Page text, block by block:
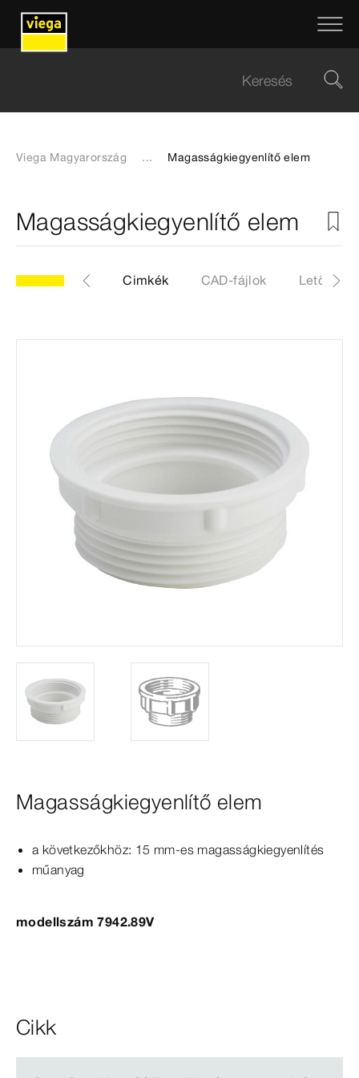
Viega Magyarország ... Magasságkiegyenlítő elem
Magasságkiegyenlítő elem
Cikk Cimkék CAD-fájlok
Magasságkiegyenlítő elem
a következőkhöz: 15 mm-​es magasságkiegyenlítés
műanyag
modellszám 7942.89V
Cikk